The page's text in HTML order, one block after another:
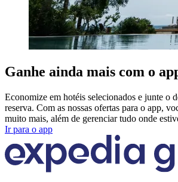
Ganhe ainda mais com o
Economize em hotéis selecionados e junte o
reserva. Com as nossas ofertas para o app,
muito mais, além de gerenciar tudo onde
Ir para o app